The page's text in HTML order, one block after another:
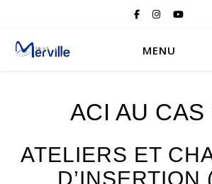
MENU
ACI AU CAS
ATELIERS ET
D’INSERTION